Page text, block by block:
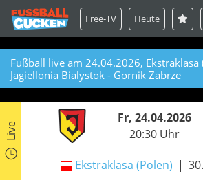
Free-TV Heute
Fußball live am 24.04.2026, Ekstraklasa
Jagiellonia Bialystok - Gornik Zabrze
Live
Fr, 24.04.2026
20:30 Uhr
Ekstraklasa (Polen)